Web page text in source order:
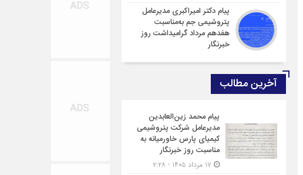
پیام دکتر امیراکبری مدیرعامل
پتروشیمی جم به‌مناسبت
هفدهم مرداد گرامیداشت روز
خبرنگار
آخرین مطالب
پیام محمد زین‌العابدین
مدیرعامل شرکت پتروشیمی
کیمیای پارس خاورمیانه به
مناسبت روز خبرنگار